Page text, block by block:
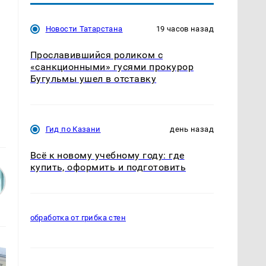
Новости Татарстана 19 часов назад
Прославившийся роликом с
«санкционными» гусями прокурор
Бугульмы ушел в отставку
Гид по Казани день назад
Всё к новому учебному году: где
купить, оформить и подготовить
обработка от грибка стен